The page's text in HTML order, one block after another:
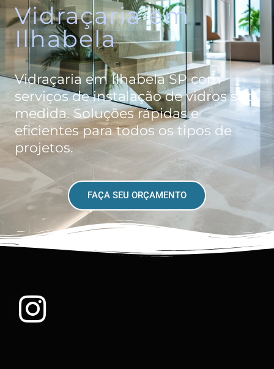
Vidraçaria em
Ilhabela
Vidraçaria em Ilhabela SP com
serviços de instalação de vidros sob
medida. Soluções rápidas e
eficientes para todos os tipos de
projetos.
FAÇA SEU ORÇAMENTO